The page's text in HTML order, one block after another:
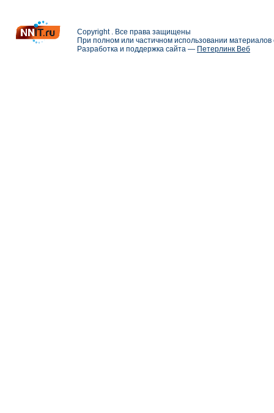
Copyright . Все права защищены
При полном или частичном использовании
Разработка и поддержка сайта — Петерлинк Веб